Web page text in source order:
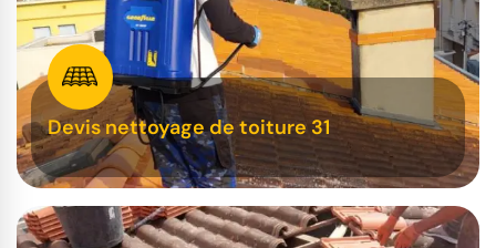
Devis nettoyage de toiture 31